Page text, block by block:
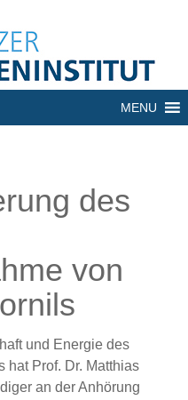
MENU
des
von
und Energie des
hat Prof. Dr. Matthias
an der Anhörung